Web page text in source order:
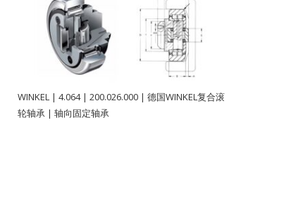
WINKEL | 4.064 | 200.026.000 | 德国WINKEL复合滚
轮轴承 | 轴向固定轴承